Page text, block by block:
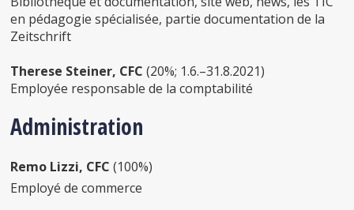
en pédagogie spécialisée, partie documentation de la
Zeitschrift
Therese Steiner, CFC (20%; 1.6.–31.8.2021)
Employée responsable de la comptabilité
Administration
Remo Lizzi, CFC (100%)
Employé de commerce